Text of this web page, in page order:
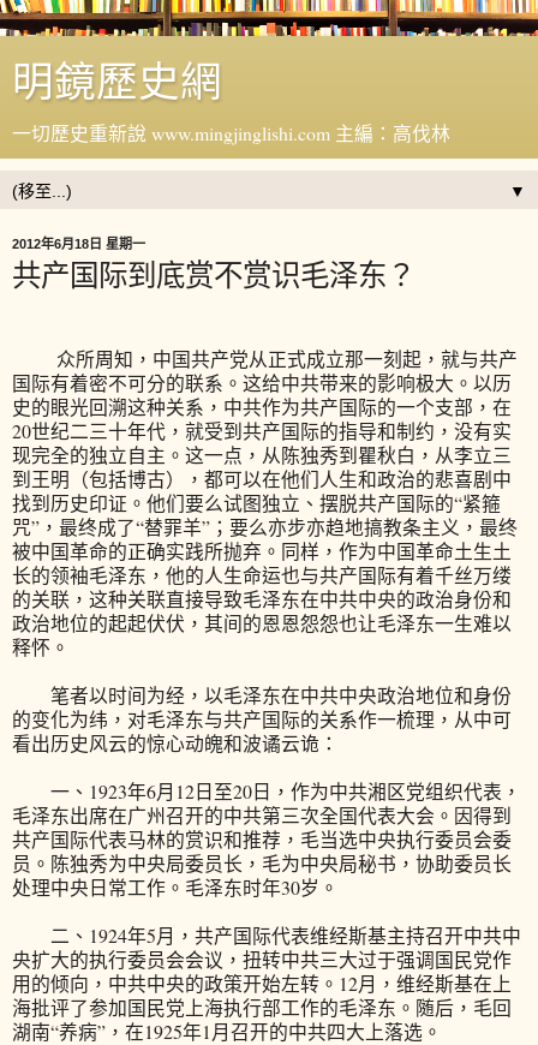
明鏡歷史網
一切歷史重新說 www.mingjinglishi.com 主編：高伐林
▼
2012年6月18日 星期一
共产国际到底赏不赏识毛泽东？
众所周知，中国共产党从正式成立那一刻起，就与共产
国际有着密不可分的联系。这给中共带来的影响极大。以历
史的眼光回溯这种关系，中共作为共产国际的一个支部，在
20世纪二三十年代，就受到共产国际的指导和制约，没有实
现完全的独立自主。这一点，从陈独秀到瞿秋白，从李立三
到王明（包括博古），都可以在他们人生和政治的悲喜剧中
找到历史印证。他们要么试图独立、摆脱共产国际的“紧箍
咒”，最终成了“替罪羊”；要么亦步亦趋地搞教条主义，最终
被中国革命的正确实践所抛弃。同样，作为中国革命土生土
长的领袖毛泽东，他的人生命运也与共产国际有着千丝万缕
的关联，这种关联直接导致毛泽东在中共中央的政治身份和
政治地位的起起伏伏，其间的恩恩怨怨也让毛泽东一生难以
释怀。
笔者以时间为经，以毛泽东在中共中央政治地位和身份
的变化为纬，对毛泽东与共产国际的关系作一梳理，从中可
看出历史风云的惊心动魄和波谲云诡：
一、1923年6月12日至20日，作为中共湘区党组织代表，
毛泽东出席在广州召开的中共第三次全国代表大会。因得到
共产国际代表马林的赏识和推荐，毛当选中央执行委员会委
员。陈独秀为中央局委员长，毛为中央局秘书，协助委员长
处理中央日常工作。毛泽东时年30岁。
二、1924年5月，共产国际代表维经斯基主持召开中共中
央扩大的执行委员会会议，扭转中共三大过于强调国民党作
用的倾向，中共中央的政策开始左转。12月，维经斯基在上
海批评了参加国民党上海执行部工作的毛泽东。随后，毛回
湖南“养病”，在1925年1月召开的中共四大上落选。